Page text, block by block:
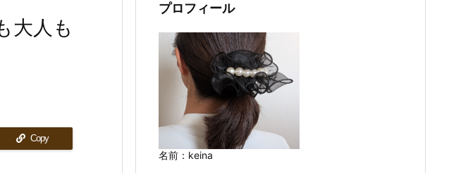
大人も
Copy
プロフィール
名前：keina